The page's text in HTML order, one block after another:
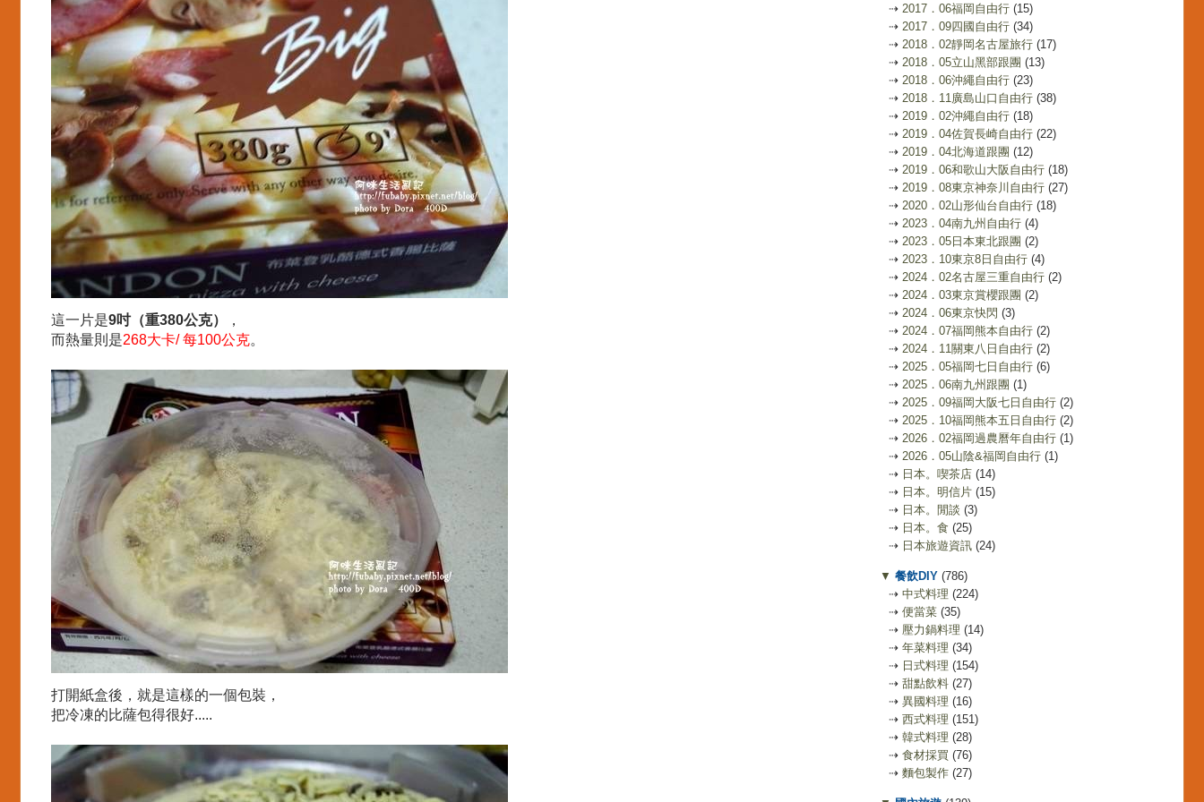
這一片是9吋（重380公克）
，
而熱量則是268大卡/ 每100公克。
打開紙盒後，就是這樣的一個包裝，
把冷凍的比薩包得很好.....
⇢ 2017．06福岡自由行 (15)
⇢ 2017．09四國自由行 (34)
⇢ 2018．02靜岡名古屋旅行 (17)
⇢ 2018．05立山黑部跟團 (13)
⇢ 2018．06沖繩自由行 (23)
⇢ 2018．11廣島山口自由行 (38)
⇢ 2019．02沖繩自由行 (18)
⇢ 2019．04佐賀長崎自由行 (22)
⇢ 2019．04北海道跟團 (12)
⇢ 2019．06和歌山大阪自由行 (18)
⇢ 2019．08東京神奈川自由行 (27)
⇢ 2020．02山形仙台自由行 (18)
⇢ 2023．04南九州自由行 (4)
⇢ 2023．05日本東北跟團 (2)
⇢ 2023．10東京8日自由行 (4)
⇢ 2024．02名古屋三重自由行 (2)
⇢ 2024．03東京賞櫻跟團 (2)
⇢ 2024．06東京快閃 (3)
⇢ 2024．07福岡熊本自由行 (2)
⇢ 2024．11關東八日自由行 (2)
⇢ 2025．05福岡七日自由行 (6)
⇢ 2025．06南九州跟團 (1)
⇢ 2025．09福岡大阪七日自由行 (2)
⇢ 2025．10福岡熊本五日自由行 (2)
⇢ 2026．02福岡過農曆年自由行 (1)
⇢ 2026．05山陰&福岡自由行 (1)
⇢ 日本。喫茶店 (14)
⇢ 日本。明信片 (15)
⇢ 日本。閒談 (3)
⇢ 日本。食 (25)
⇢ 日本旅遊資訊 (24)
▼ 餐飲DIY (786)
⇢ 中式料理 (224)
⇢ 便當菜 (35)
⇢ 壓力鍋料理 (14)
⇢ 年菜料理 (34)
⇢ 日式料理 (154)
⇢ 甜點飲料 (27)
⇢ 異國料理 (16)
⇢ 西式料理 (151)
⇢ 韓式料理 (28)
⇢ 食材採買 (76)
⇢ 麵包製作 (27)